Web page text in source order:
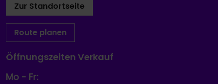
Zur Standortseite
Route planen
Öffnungszeiten Verkauf
Mo - Fr: